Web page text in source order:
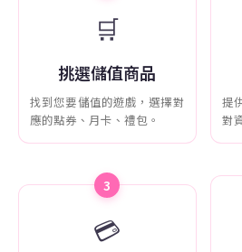
🛒
挑選儲值商品
找到您要儲值的遊戲，選擇對
應的點券、月卡、禮包。
提
對
3
💳